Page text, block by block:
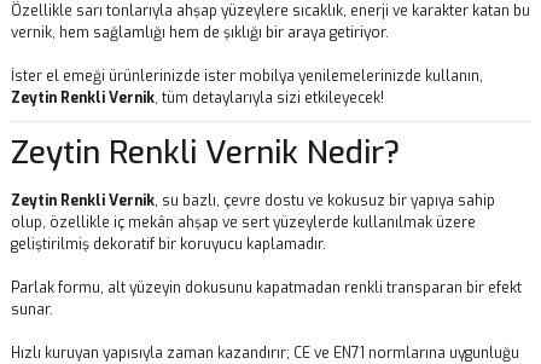
Özellikle sarı tonlarıyla ahşap yüzeylere sıcaklık, enerji ve karakter katan bu
vernik, hem sağlamlığı hem de şıklığı bir araya getiriyor.
İster el emeği ürünlerinizde ister mobilya yenilemelerinizde kullanın,
Zeytin Renkli Vernik, tüm detaylarıyla sizi etkileyecek!
Zeytin Renkli Vernik Nedir?
Zeytin Renkli Vernik, su bazlı, çevre dostu ve kokusuz bir yapıya sahip
olup, özellikle iç mekân ahşap ve sert yüzeylerde kullanılmak üzere
geliştirilmiş dekoratif bir koruyucu kaplamadır.
Parlak formu, alt yüzeyin dokusunu kapatmadan renkli transparan bir efekt
sunar.
Hızlı kuruyan yapısıyla zaman kazandırır; CE ve EN71 normlarına uygunluğu